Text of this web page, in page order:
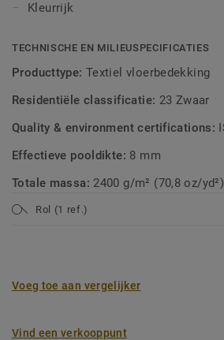
Kleurrijk
TECHNISCHE EN MILIEUSPECIFICATIES
Producttype: Textiel vloerbedekking
Residentiële classificatie: 23 Zwaar
Quality & environment certifications:
Effectieve pooldikte: 8 mm
Totale massa: 2400 g/m² (70,8 oz/yd²)
Rol (1 ref.)
Voeg toe aan vergelijker
Vind een verkooppunt